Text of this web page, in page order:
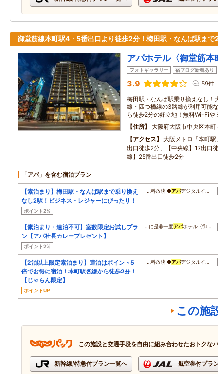
御堂筋線本町駅4・5番出口より徒歩2分！梅田駅・なんば駅まで
アパホテル〈御堂筋本
フォトギャラリー 宿ブログ新着あり
3.9 59件
梅田駅・なんば駅乗り換えなし！
線・四つ橋線の3路線が利用可能
ら徒歩2分の好立地！無料Wi-Fiや
住所
大阪府大阪市中央区本町
アクセス
大阪メトロ「本町
出口徒歩2分、【中央線】17出口
線】25番出口徒歩2分
「アパ」を含む宿泊プラン
【素泊まり】梅田駅・なんば駅まで乗り換え
なし2駅！ビジネス・レジャーにぴったり！
ポイント2%
…料放映 ●アパデジタルイ…
【素泊まり・連泊不可】室数限定お試しプラ
ン【アパ社長カレープレゼント】
ポイント2%
…に是非一度アパホテル〈御…
【2泊以上限定素泊まり】連泊はポイント5
倍でお得に宿泊！本町駅各線から徒歩2分！
【じゃらん限定】
ポイントUP
…料放映 ●アパデジタルイ…
この施
この施設と交通手段を自由に組み合わせたおトクな
新幹線/特急付プラン一覧へ 航空券付プラ